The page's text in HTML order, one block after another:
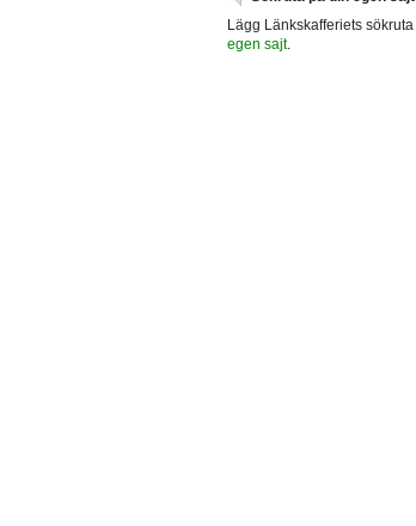
Lägg Länkskafferiets sökruta
egen sajt.